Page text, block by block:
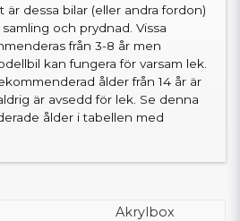
är dessa bilar (eller andra fordon)
och prydnad. Vissa
från 3-8 år men
kan fungera för varsam lek.
ålder från 14 år är
är avsedd för lek. Se denna
ålder i tabellen med
Akrylbox